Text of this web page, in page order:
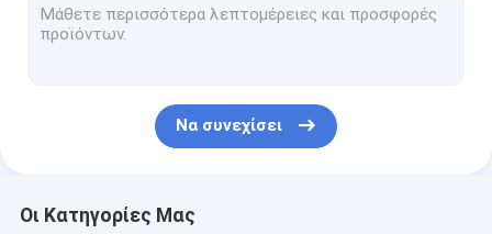
Να συνεχίσει
Οι Κατηγορίες Μας